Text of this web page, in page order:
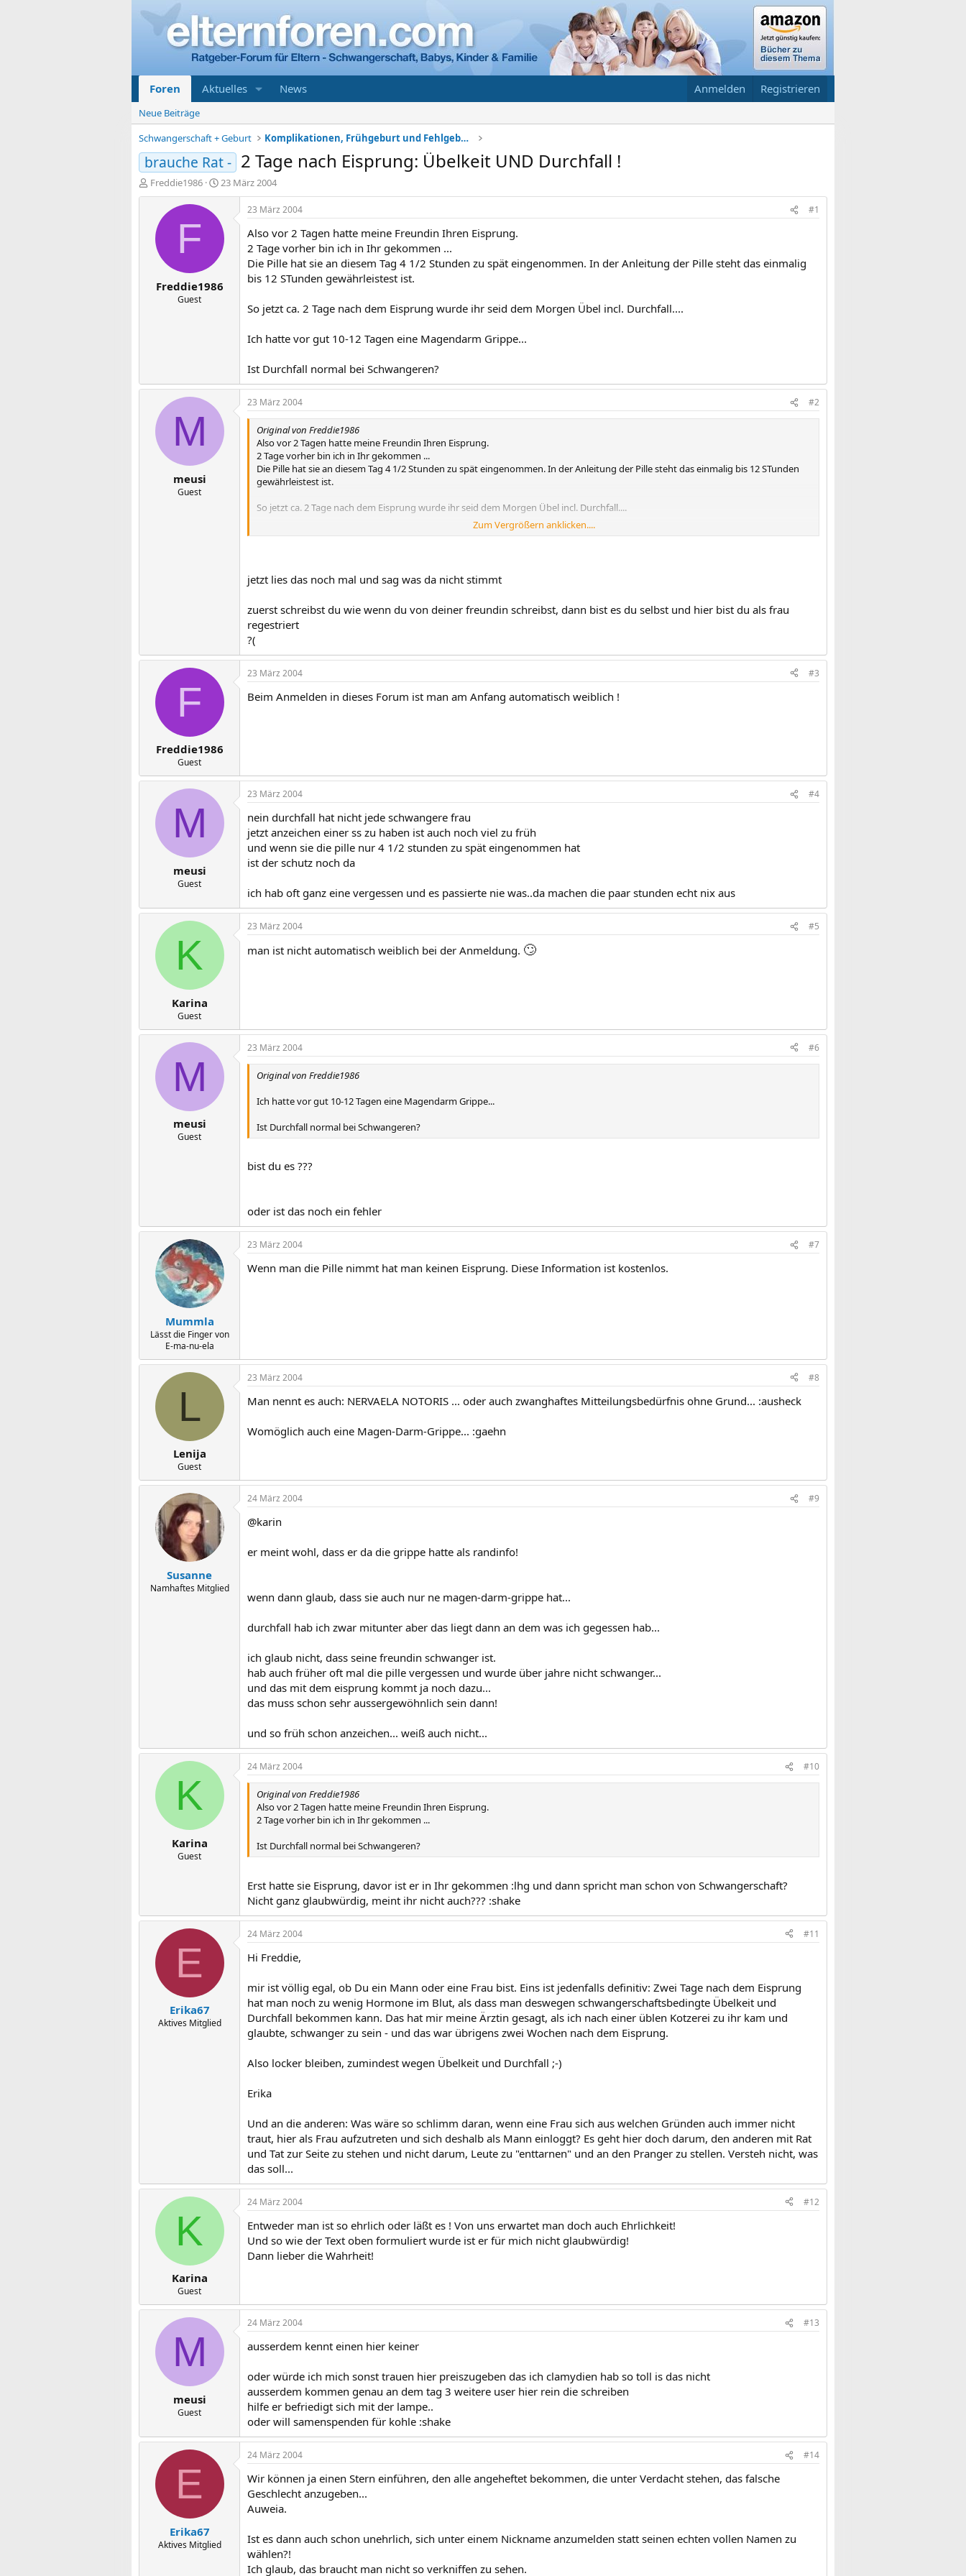
Foren Aktuelles News Anmelden Registrieren
Neue Beiträge
Schwangerschaft + Geburt
Komplikationen, Frühgeburt und Fehlgeburt
brauche Rat - 2 Tage nach Eisprung: Übelkeit UND Durchfall !
E
r
Freddie1986
E
r
t
e
l
a
23 März 2004
F
Freddie1986
Guest
23 März 2004 #1
Also vor 2 Tagen hatte meine Freundin Ihren Eisprung.
2 Tage vorher bin ich in Ihr gekommen ...
Die Pille hat sie an diesem Tag 4 1/2 Stunden zu spät eingenommen. In der Anleitung der Pille steht das einmalig
bis 12 STunden gewährleistest ist.
So jetzt ca. 2 Tage nach dem Eisprung wurde ihr seid dem Morgen Übel incl. Durchfall....
Ich hatte vor gut 10-12 Tagen eine Magendarm Grippe...
Ist Durchfall normal bei Schwangeren?
M
meusi
Guest
23 März 2004 #2
Original von Freddie1986
Also vor 2 Tagen hatte meine Freundin Ihren Eisprung.
2 Tage vorher bin ich in Ihr gekommen ...
Die Pille hat sie an diesem Tag 4 1/2 Stunden zu spät eingenommen. In der Anleitung der Pille steht das einmalig bis 12 STunden
gewährleistest ist.
So jetzt ca. 2 Tage nach dem Eisprung wurde ihr seid dem Morgen Übel incl. Durchfall....
Ich hatte vor gut 10-12 Tagen eine Magendarm Grippe...
Zum Vergrößern anklicken....
jetzt lies das noch mal und sag was da nicht stimmt
zuerst schreibst du wie wenn du von deiner freundin schreibst, dann bist es du selbst und hier bist du als frau
regestriert
?(
F
Freddie1986
Guest
23 März 2004 #3
Beim Anmelden in dieses Forum ist man am Anfang automatisch weiblich !
M
meusi
Guest
23 März 2004 #4
nein durchfall hat nicht jede schwangere frau
jetzt anzeichen einer ss zu haben ist auch noch viel zu früh
und wenn sie die pille nur 4 1/2 stunden zu spät eingenommen hat
ist der schutz noch da
ich hab oft ganz eine vergessen und es passierte nie was..da machen die paar stunden echt nix aus
K
Karina
Guest
23 März 2004 #5
man ist nicht automatisch weiblich bei der Anmeldung. 🙄
M
meusi
Guest
23 März 2004 #6
Original von Freddie1986
Ich hatte vor gut 10-12 Tagen eine Magendarm Grippe...
Ist Durchfall normal bei Schwangeren?
bist du es ???
oder ist das noch ein fehler
Mummla
Lässt die Finger von
E-ma-nu-ela
23 März 2004 #7
Wenn man die Pille nimmt hat man keinen Eisprung. Diese Information ist kostenlos.
L
Lenija
Guest
23 März 2004 #8
Man nennt es auch: NERVAELA NOTORIS ... oder auch zwanghaftes Mitteilungsbedürfnis ohne Grund... :ausheck
Womöglich auch eine Magen-Darm-Grippe... :gaehn
Susanne
Namhaftes Mitglied
24 März 2004 #9
@karin
er meint wohl, dass er da die grippe hatte als randinfo!
wenn dann glaub, dass sie auch nur ne magen-darm-grippe hat...
durchfall hab ich zwar mitunter aber das liegt dann an dem was ich gegessen hab...
ich glaub nicht, dass seine freundin schwanger ist.
hab auch früher oft mal die pille vergessen und wurde über jahre nicht schwanger...
und das mit dem eisprung kommt ja noch dazu...
das muss schon sehr aussergewöhnlich sein dann!
und so früh schon anzeichen... weiß auch nicht...
K
Karina
Guest
24 März 2004 #10
Original von Freddie1986
Also vor 2 Tagen hatte meine Freundin Ihren Eisprung.
2 Tage vorher bin ich in Ihr gekommen ...
Ist Durchfall normal bei Schwangeren?
Erst hatte sie Eisprung, davor ist er in Ihr gekommen :lhg und dann spricht man schon von Schwangerschaft?
Nicht ganz glaubwürdig, meint ihr nicht auch??? :shake
E
Erika67
Aktives Mitglied
24 März 2004 #11
Hi Freddie,
mir ist völlig egal, ob Du ein Mann oder eine Frau bist. Eins ist jedenfalls definitiv: Zwei Tage nach dem Eisprung
hat man noch zu wenig Hormone im Blut, als dass man deswegen schwangerschaftsbedingte Übelkeit und
Durchfall bekommen kann. Das hat mir meine Ärztin gesagt, als ich nach einer üblen Kotzerei zu ihr kam und
glaubte, schwanger zu sein - und das war übrigens zwei Wochen nach dem Eisprung.
Also locker bleiben, zumindest wegen Übelkeit und Durchfall ;-)
Erika
Und an die anderen: Was wäre so schlimm daran, wenn eine Frau sich aus welchen Gründen auch immer nicht
traut, hier als Frau aufzutreten und sich deshalb als Mann einloggt? Es geht hier doch darum, den anderen mit Rat
und Tat zur Seite zu stehen und nicht darum, Leute zu "enttarnen" und an den Pranger zu stellen. Versteh nicht, was
das soll...
K
Karina
Guest
24 März 2004 #12
Entweder man ist so ehrlich oder läßt es ! Von uns erwartet man doch auch Ehrlichkeit!
Und so wie der Text oben formuliert wurde ist er für mich nicht glaubwürdig!
Dann lieber die Wahrheit!
M
meusi
Guest
24 März 2004 #13
ausserdem kennt einen hier keiner
oder würde ich mich sonst trauen hier preiszugeben das ich clamydien hab so toll is das nicht
ausserdem kommen genau an dem tag 3 weitere user hier rein die schreiben
hilfe er befriedigt sich mit der lampe..
oder will samenspenden für kohle :shake
E
Erika67
Aktives Mitglied
24 März 2004 #14
Wir können ja einen Stern einführen, den alle angeheftet bekommen, die unter Verdacht stehen, das falsche
Geschlecht anzugeben...
Auweia.
Ist es dann auch schon unehrlich, sich unter einem Nickname anzumelden statt seinen echten vollen Namen zu
wählen?!
Ich glaub, das braucht man nicht so verkniffen zu sehen.